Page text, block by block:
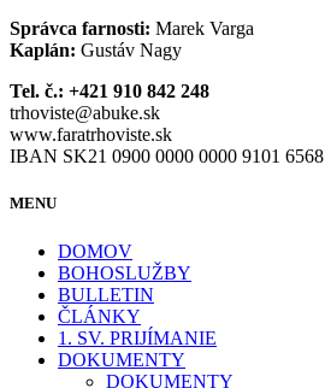
Správca farnosti: Marek Varga
Kaplán: Gustáv Nagy
Tel. č.: +421 910 842 248
trhoviste@abuke.sk
www.faratrhoviste.sk
IBAN SK21 0900 0000 0000 9101 6568
MENU
DOMOV
BOHOSLUŽBY
BULLETIN
ČLÁNKY
1. SV. PRIJÍMANIE
DOKUMENTY
DOKUMENTY